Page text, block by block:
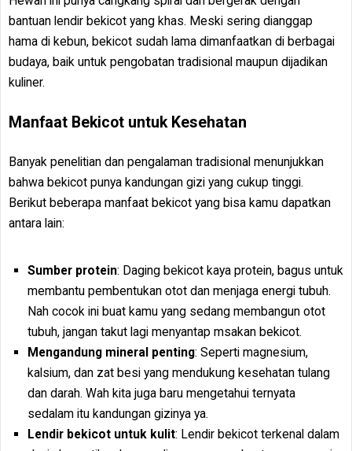
bantuan lendir bekicot yang khas. Meski sering dianggap
hama di kebun, bekicot sudah lama dimanfaatkan di berbagai
budaya, baik untuk pengobatan tradisional maupun dijadikan
kuliner.
Manfaat Bekicot untuk Kesehatan
Banyak penelitian dan pengalaman tradisional menunjukkan
bahwa bekicot punya kandungan gizi yang cukup tinggi.
Berikut beberapa manfaat bekicot yang bisa kamu dapatkan
antara lain:
Sumber protein: Daging bekicot kaya protein, bagus untuk
membantu pembentukan otot dan menjaga energi tubuh.
Nah cocok ini buat kamu yang sedang membangun otot
tubuh, jangan takut lagi menyantap msakan bekicot.
Mengandung mineral penting: Seperti magnesium,
kalsium, dan zat besi yang mendukung kesehatan tulang
dan darah. Wah kita juga baru mengetahui ternyata
sedalam itu kandungan gizinya ya.
Lendir bekicot untuk kulit: Lendir bekicot terkenal dalam